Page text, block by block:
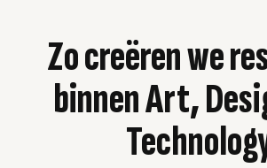
Zo creëren we
binnen Art,